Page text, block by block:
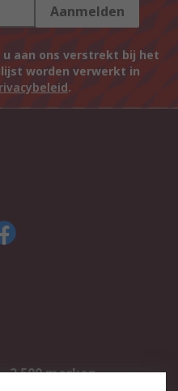
Aanmelden
u aan ons verstrekt bij het
worden verwerkt in
.
2.500 merken